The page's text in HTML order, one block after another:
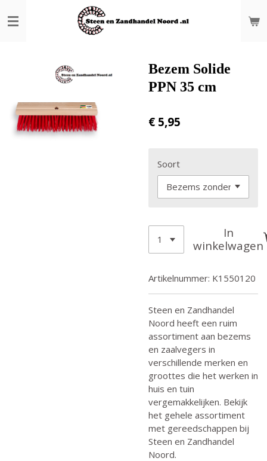
direct
Bezem Solide
PPN 35 cm
€ 5,95
Soort
In
winkelwagen
Artikelnummer: K1550120
Steen en Zandhandel
Noord heeft een ruim
assortiment aan bezems
en zaalvegers in
verschillende merken en
groottes die het werken in
huis en tuin
vergemakkelijken. Bekijk
het gehele assortiment
met gereedschappen bij
Steen en Zandhandel
Noord.